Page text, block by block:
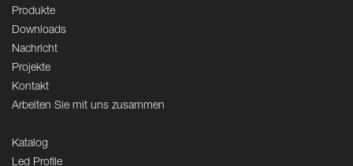
Produkte
Downloads
Nachricht
Projekte
Kontakt
Arbeiten Sie mit uns zusammen
Katalog
Led Profile